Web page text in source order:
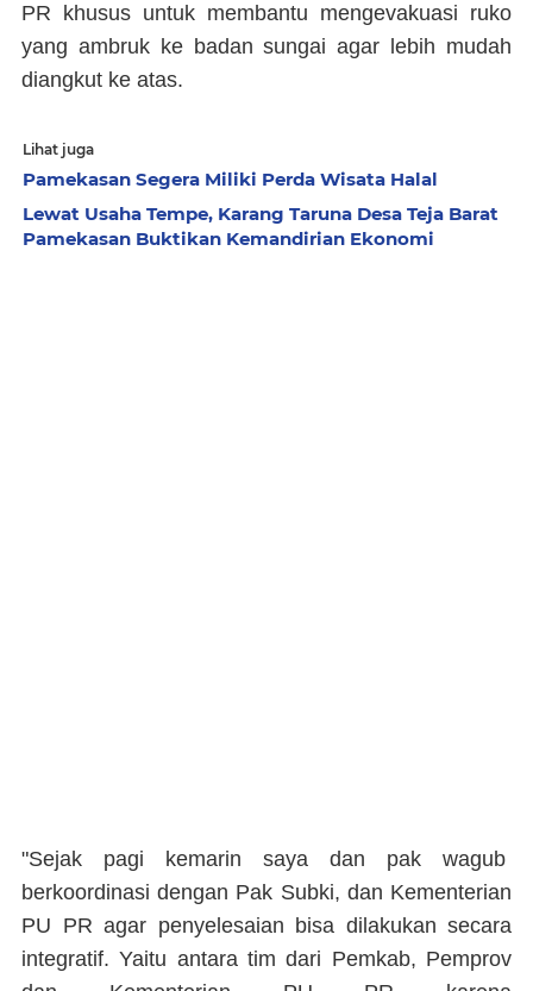
PR khusus untuk membantu mengevakuasi ruko
yang ambruk ke badan sungai agar lebih mudah
diangkut ke atas.
Lihat juga
Pamekasan Segera Miliki Perda Wisata Halal
Lewat Usaha Tempe, Karang Taruna Desa Teja Barat
Pamekasan Buktikan Kemandirian Ekonomi
"Sejak pagi kemarin saya dan pak wagub
berkoordinasi dengan Pak Subki, dan Kementerian
PU PR agar penyelesaian bisa dilakukan secara
integratif. Yaitu antara tim dari Pemkab, Pemprov